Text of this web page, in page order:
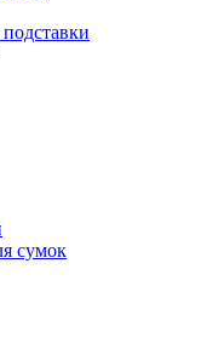
сумок